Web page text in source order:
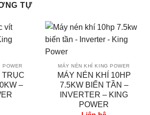
TỰ
POWER
TRỤC
–
MÁY NÉN KHÍ KING POWER
MÁY NÉN KHÍ 10HP
7.5KW BIẾN TẦN –
INVERTER – KING
POWER